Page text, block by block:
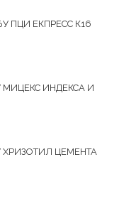
ПЦИ ЕКПРЕСС К16
МИЦЕКС ИНДЕКСА И
ХРИЗОТИЛ ЦЕМЕНТА